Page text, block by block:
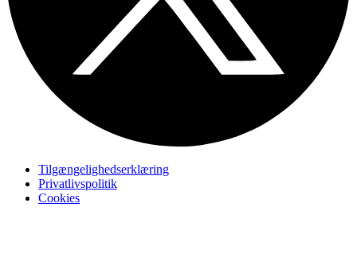
Tilgængelighedserklæring
Privatlivspolitik
Cookies